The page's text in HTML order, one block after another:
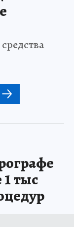
тыс